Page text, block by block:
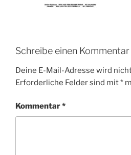
Schreibe einen Kommentar
Deine E-Mail-Adresse wird
Erforderliche Felder sind mit*
Kommentar*